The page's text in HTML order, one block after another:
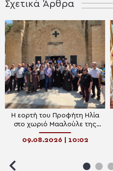
Σχετικά Άρθρα
Η εορτή του Προφήτη Ηλία
στο χωριό Μααλούλε της
Ναζαρέτ
09.08.2026 | 10:02